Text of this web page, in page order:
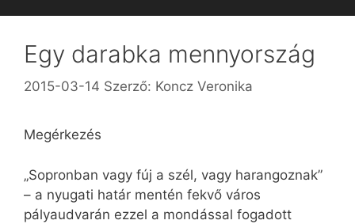
Egy darabka mennyország
2015-03-14 Szerző: Koncz Veronika
Megérkezés
„Sopronban vagy fúj a szél, vagy harangoznak”
– a nyugati határ mentén fekvő város
pályaudvarán ezzel a mondással fogadott